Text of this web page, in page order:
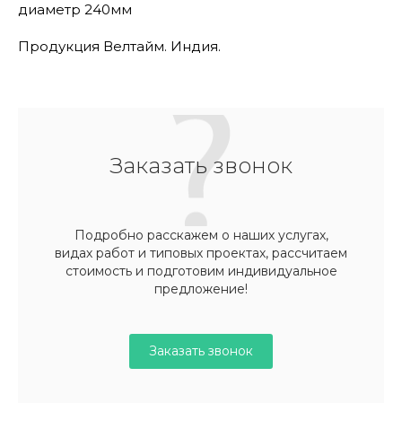
диаметр 240мм
Продукция Велтайм. Индия.
Заказать звонок
Подробно расскажем о наших услугах,
видах работ и типовых проектах, рассчитаем
стоимость и подготовим индивидуальное
предложение!
Заказать звонок